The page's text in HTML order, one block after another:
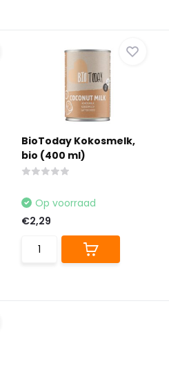
BioToday Kokosmelk,
bio (400 ml)
Op voorraad
€2,29